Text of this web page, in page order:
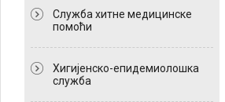
Служба хитне медицинске
помоћи
Хигијенско-епидемиолошка
служба